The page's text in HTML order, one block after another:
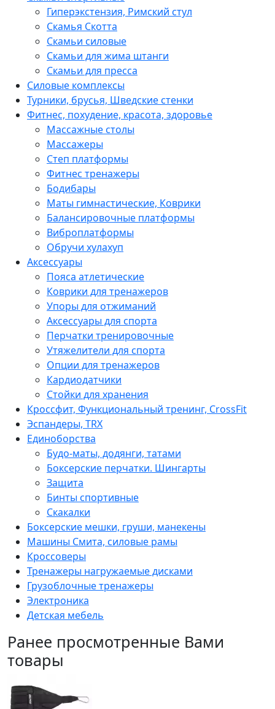
Гиперэкстензия, Римский стул
Скамья Скотта
Скамьи силовые
Скамьи для жима штанги
Скамьи для пресса
Силовые комплексы
Турники, брусья, Шведские стенки
Фитнес, похудение, красота, здоровье
Массажные столы
Массажеры
Степ платформы
Фитнес тренажеры
Бодибары
Маты гимнастические, Коврики
Балансировочные платформы
Виброплатформы
Обручи хулахуп
Аксессуары
Пояса атлетические
Коврики для тренажеров
Упоры для отжиманий
Аксессуары для спорта
Перчатки тренировочные
Утяжелители для спорта
Опции для тренажеров
Кардиодатчики
Стойки для хранения
Кроссфит, Функциональный тренинг, CrossFit
Эспандеры, TRX
Единоборства
Будо-маты, додянги, татами
Боксерские перчатки. Шингарты
Защита
Бинты спортивные
Скакалки
Боксерские мешки, груши, манекены
Машины Смита, силовые рамы
Кроссоверы
Тренажеры нагружаемые дисками
Грузоблочные тренажеры
Электроника
Детская мебель
Ранее просмотренные Вами
товары